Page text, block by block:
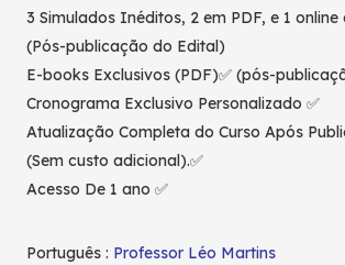
3 Simulados Inéditos, 2 em PDF, e 1 online
(Pós-publicação do Edital)
E-books Exclusivos (PDF)✅ (pós-
Cronograma Exclusivo Personalizado ✅
Atualização Completa do Curso Após
(Sem custo adicional).✅
Acesso De 1 ano ✅
Português : Professor Léo Martins